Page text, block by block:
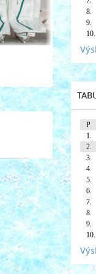
8.
9.
10.
P
1.
2.
3.
4.
5.
6.
7.
8.
9.
10.